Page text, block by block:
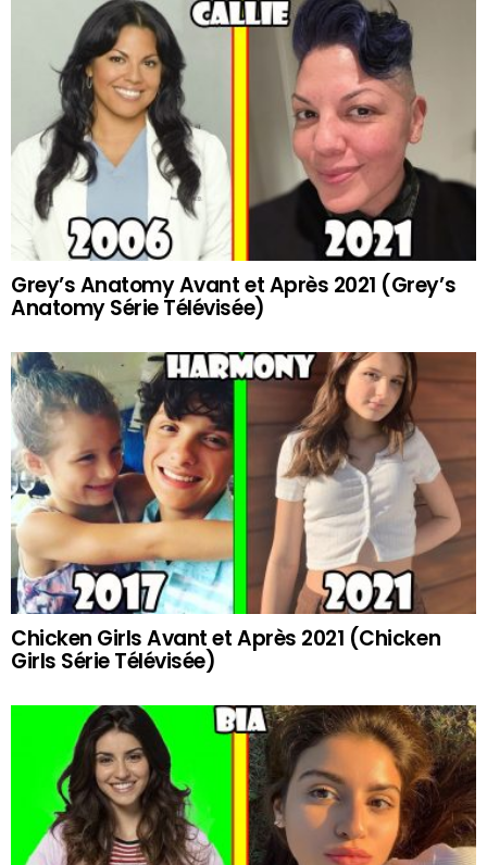
Grey’s Anatomy Avant et Après 2021 (Grey’s
Anatomy Série Télévisée)
Chicken Girls Avant et Après 2021 (Chicken
Girls Série Télévisée)